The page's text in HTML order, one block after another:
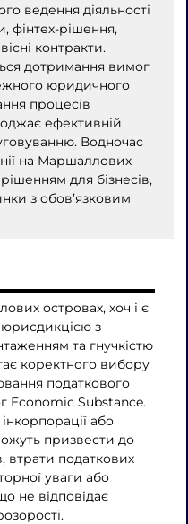
ведення діяльності
фінтех-рішення,
контракти.
дотримання вимог
юридичного
процесів
ефективній
Водночас
на Маршаллових
для бізнесів,
з обов’язковим
островах, хоч і є
з
та гнучкістю
коректного вибору
податкового
Economic Substance.
або
призвести до
втрати податкових
уваги або
не відповідає